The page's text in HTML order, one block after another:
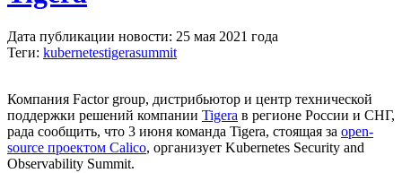
Дата публикации новости: 25 мая 2021 года
Теги: kubernetestigerasummit
Компания Factor group, дистрибьютор и центр технической
поддержки решений компании Tigera в регионе России и СНГ,
рада сообщить, что 3 июня команда Tigera, стоящая за open-
source проектом Calico, организует Kubernetes Security and
Observability Summit.